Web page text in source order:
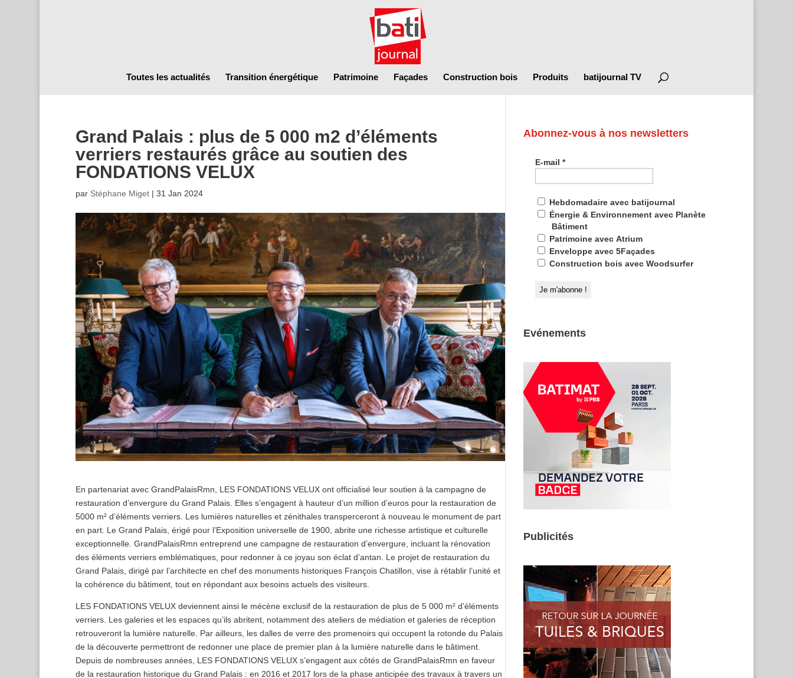
Toutes les actualités Transition énergétique Patrimoine Façades Construction bois Produits batijournal TV
Grand Palais : plus de 5 000 m2 d’éléments
verriers restaurés grâce au soutien des
FONDATIONS VELUX
par Stéphane Miget| 31 Jan 2024
En partenariat avec GrandPalaisRmn, LES FONDATIONS VELUX ont officialisé leur soutien à la campagne de
restauration d’envergure du Grand Palais. Elles s’engagent à hauteur d’un million d’euros pour la restauration de
5000 m² d’éléments verriers. Les lumières naturelles et zénithales transperceront à nouveau le monument de part
en part. Le Grand Palais, érigé pour l’Exposition universelle de 1900, abrite une richesse artistique et culturelle
exceptionnelle. GrandPalaisRmn entreprend une campagne de restauration d’envergure, incluant la rénovation
des éléments verriers emblématiques, pour redonner à ce joyau son éclat d’antan. Le projet de restauration du
Grand Palais, dirigé par l’architecte en chef des monuments historiques François Chatillon, vise à rétablir l’unité et
la cohérence du bâtiment, tout en répondant aux besoins actuels des visiteurs.
LES FONDATIONS VELUX deviennent ainsi le mécène exclusif de la restauration de plus de 5 000 m² d’éléments
verriers. Les galeries et les espaces qu’ils abritent, notamment des ateliers de médiation et galeries de réception
retrouveront la lumière naturelle. Par ailleurs, les dalles de verre des promenoirs qui occupent la rotonde du Palais
de la découverte permettront de redonner une place de premier plan à la lumière naturelle dans le bâtiment.
Depuis de nombreuses années, LES FONDATIONS VELUX s’engagent aux côtés de GrandPalaisRmn en faveur
de la restauration historique du Grand Palais : en 2016 et 2017 lors de la phase anticipée des travaux à travers un
Abonnez-vous à nos newsletters
E-mail*
Hebdomadaire avec batijournal
Énergie & Environnement avec Planète
Bâtiment
Patrimoine avec Atrium
Enveloppe avec 5Façades
Construction bois avec Woodsurfer
Evénements
Publicités